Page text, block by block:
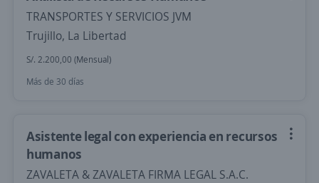
TRANSPORTES Y SERVICIOS JVM
Trujillo, La Libertad
S/. 2.200,00 (Mensual)
Más de 30 días
Asistente legal con experiencia en recursos
humanos
ZAVALETA & ZAVALETA FIRMA LEGAL S.A.C.